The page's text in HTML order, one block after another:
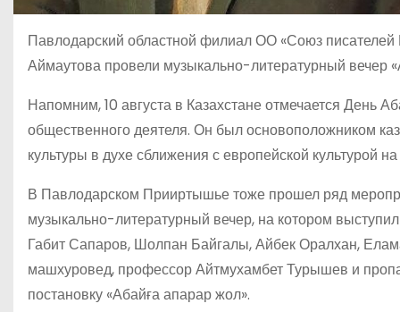
Павлодарский областной филиал ОО «Союз писателей
Аймаутова провели музыкально-литературный вечер
Напомним, 10 августа в Казахстане отмечается День
общественного деятеля. Он был основоположником
культуры в духе сближения с европейской культурой
В Павлодарском Прииртышье тоже прошел ряд
музыкально-литературный вечер, на котором
Габит Сапаров, Шолпан Байгалы, Айбек Оралхан,
машхуровед, профессор Айтмухамбет Турышев и
постановку «Абайға апарар жол».